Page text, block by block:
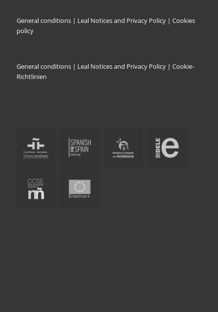
General conditions| Leal Notices and Privacy Policy | Cookies
policy
General conditions| Leal Notices and Privacy Policy | Cookie-
Richtlinien